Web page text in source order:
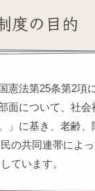
度の目的
憲法第25条第2項
面について、社
」に基き、老齢
の共同連帯によ
ています。